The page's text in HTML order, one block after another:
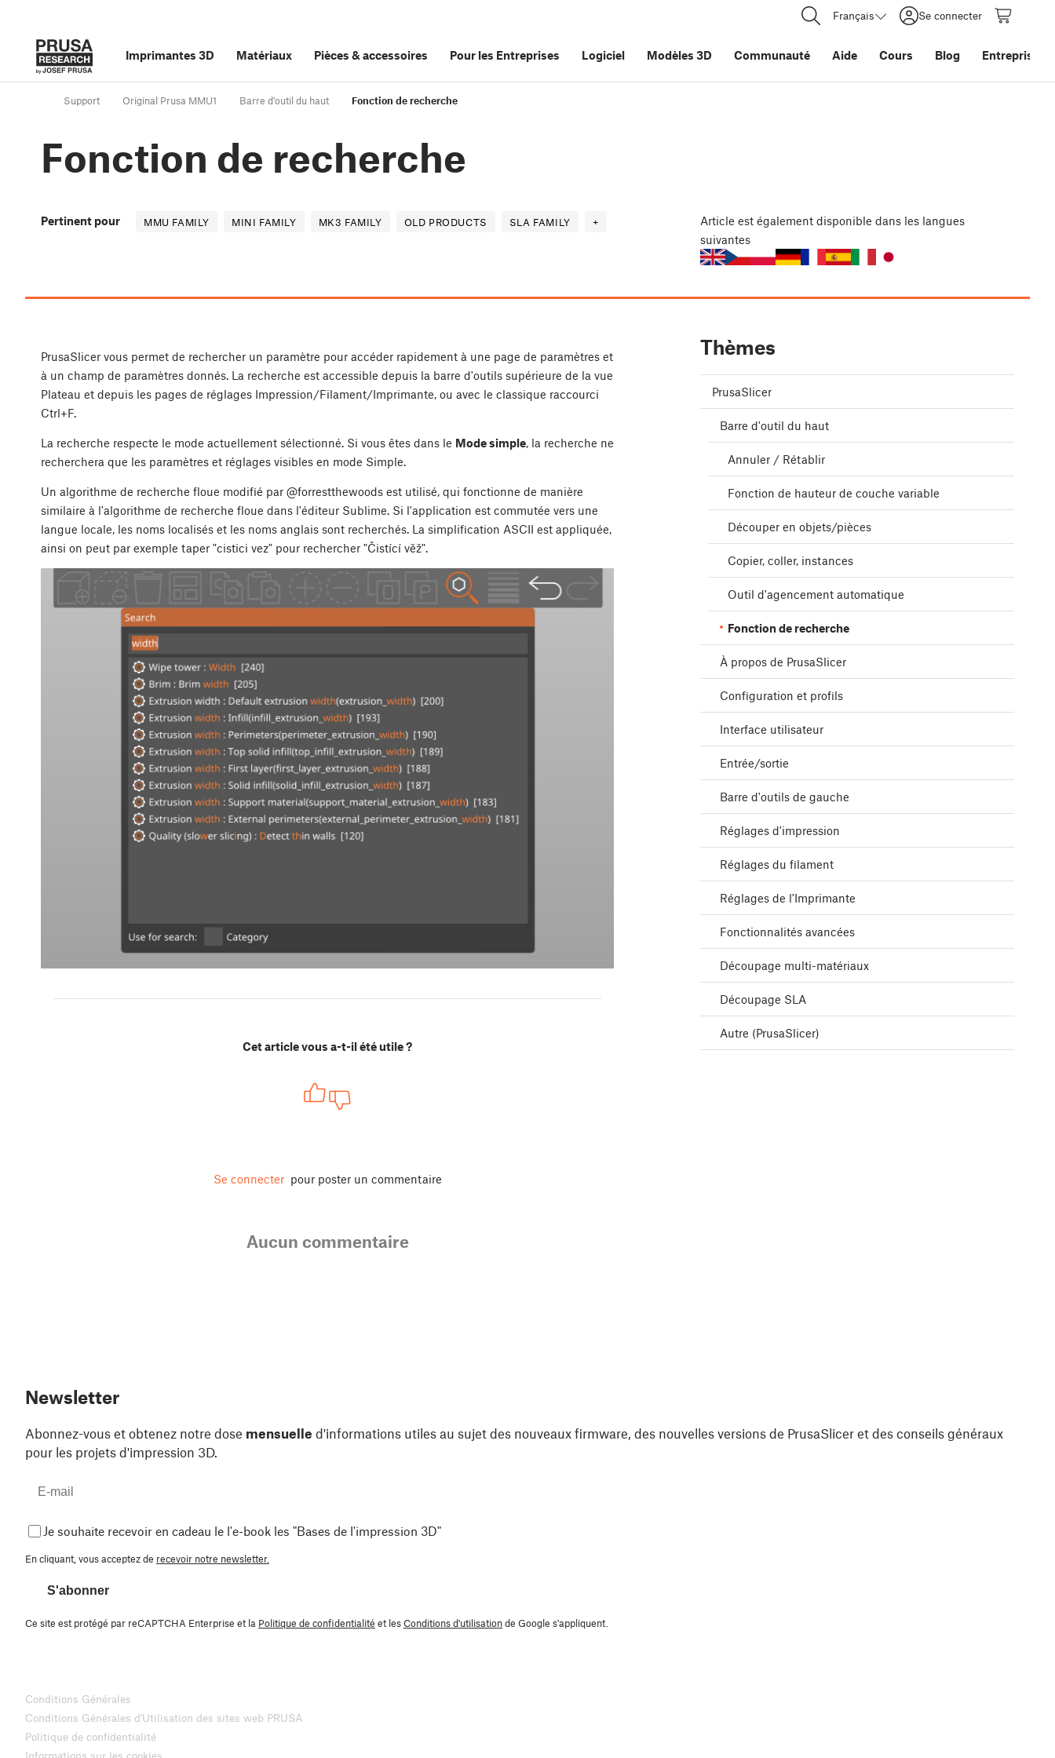
Français Se connecter
Imprimantes 3D Matériaux Pièces &accessoires Pour les Entreprises Logiciel Modèles 3D Communauté Aide Cours Blog Entreprise
Support Original Prusa MMU1 Barre d'outil du haut Fonction de recherche
Fonction de recherche
Pertinent pour MMU FAMILY MINI FAMILY MK3 FAMILY OLD PRODUCTS SLA FAMILY + Article est également disponible dans les langues
suivantes
PrusaSlicer vous permet de rechercher un paramètre pour accéder rapidement à une page de paramètres et
à un champ de paramètres donnés. La recherche est accessible depuis la barre d'outils supérieure de la vue
Plateau et depuis les pages de réglages Impression/Filament/Imprimante, ou avec le classique raccourci
Ctrl+F.
La recherche respecte le mode actuellement sélectionné. Si vous êtes dans le Mode simple, la recherche ne
recherchera que les paramètres et réglages visibles en mode Simple.
Un algorithme de recherche floue modifié par @forrestthewoods est utilisé, qui fonctionne de manière
similaire à l'algorithme de recherche floue dans l'éditeur Sublime. Si l'application est commutée vers une
langue locale, les noms localisés et les noms anglais sont recherchés. La simplification ASCII est appliquée,
ainsi on peut par exemple taper "cistici vez" pour rechercher "Čistící věž".
Cet article vous a-t-il été utile ?
Se connecter pour poster un commentaire
Aucun commentaire
Thèmes
PrusaSlicer
Barre d'outil du haut
Annuler / Rétablir
Fonction de hauteur de couche variable
Découper en objets/pièces
Copier, coller, instances
Outil d'agencement automatique
Fonction de recherche
À propos de PrusaSlicer
Configuration et profils
Interface utilisateur
Entrée/sortie
Barre d'outils de gauche
Réglages d'impression
Réglages du filament
Réglages de l'Imprimante
Fonctionnalités avancées
Découpage multi-matériaux
Découpage SLA
Autre (PrusaSlicer)
Newsletter
Abonnez-vous et obtenez notre dose mensuelle d'informations utiles au sujet des nouveaux firmware, des nouvelles versions de PrusaSlicer et des conseils généraux
pour les projets d'impression 3D.
Je souhaite recevoir en cadeau le l'e-book les "Bases de l'impression 3D"
En cliquant, vous acceptez de recevoir notre newsletter.
S'abonner
Ce site est protégé par reCAPTCHA Enterprise et la Politique de confidentialité et lesConditions d'utilisationde Google s'appliquent.
Conditions Générales
Conditions Générales d'Utilisation des sites web PRUSA
Politique de confidentialité
Informations sur les cookies